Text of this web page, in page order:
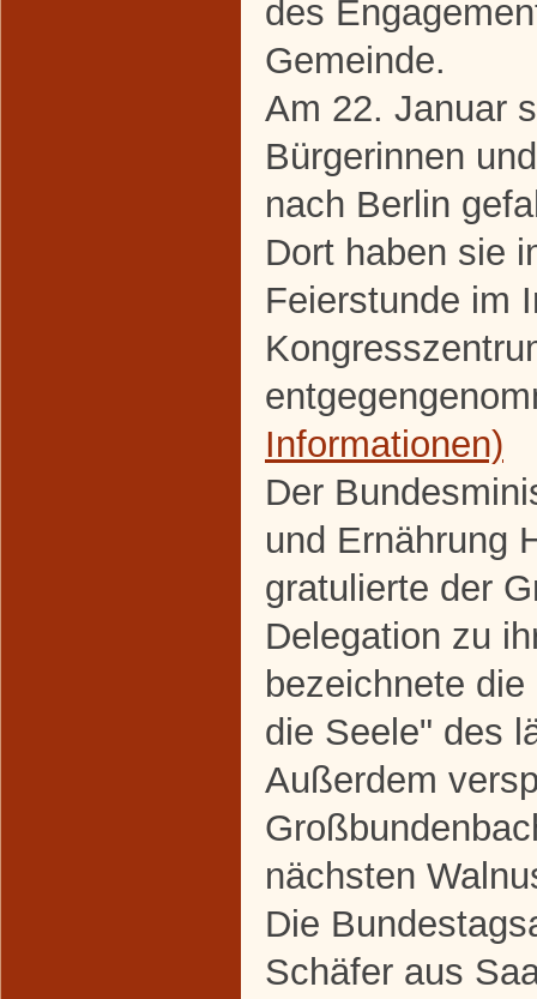
des
Gemeinde.
Am 22. Januar
Bürgerinnen
nach Berlin
Dort haben sie
Feierstunde im
Informationen)
Der
und Ernährung
gratulierte der
Delegation zu
bezeichnete
die Seele" des
Außerdem
nächsten
Die
Schäfer aus